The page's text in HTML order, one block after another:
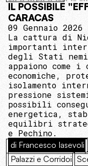
IL POSSIBILE
CARACAS
09 Gennaio 2026
La cattura di
importanti
degli Stati
appaiono
economiche,
isolamento
pressione
possibili
energetica,
equilibri
e Pechino.
di Francesco Iasevoli
Palazzi e Corridoi